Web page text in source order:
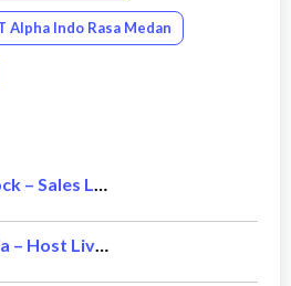
Alpha Indo Rasa Medan
Info Loker Admin Stock – Sales Laptop
Host Live Gaming Pria – Host Live Gaming Wanita